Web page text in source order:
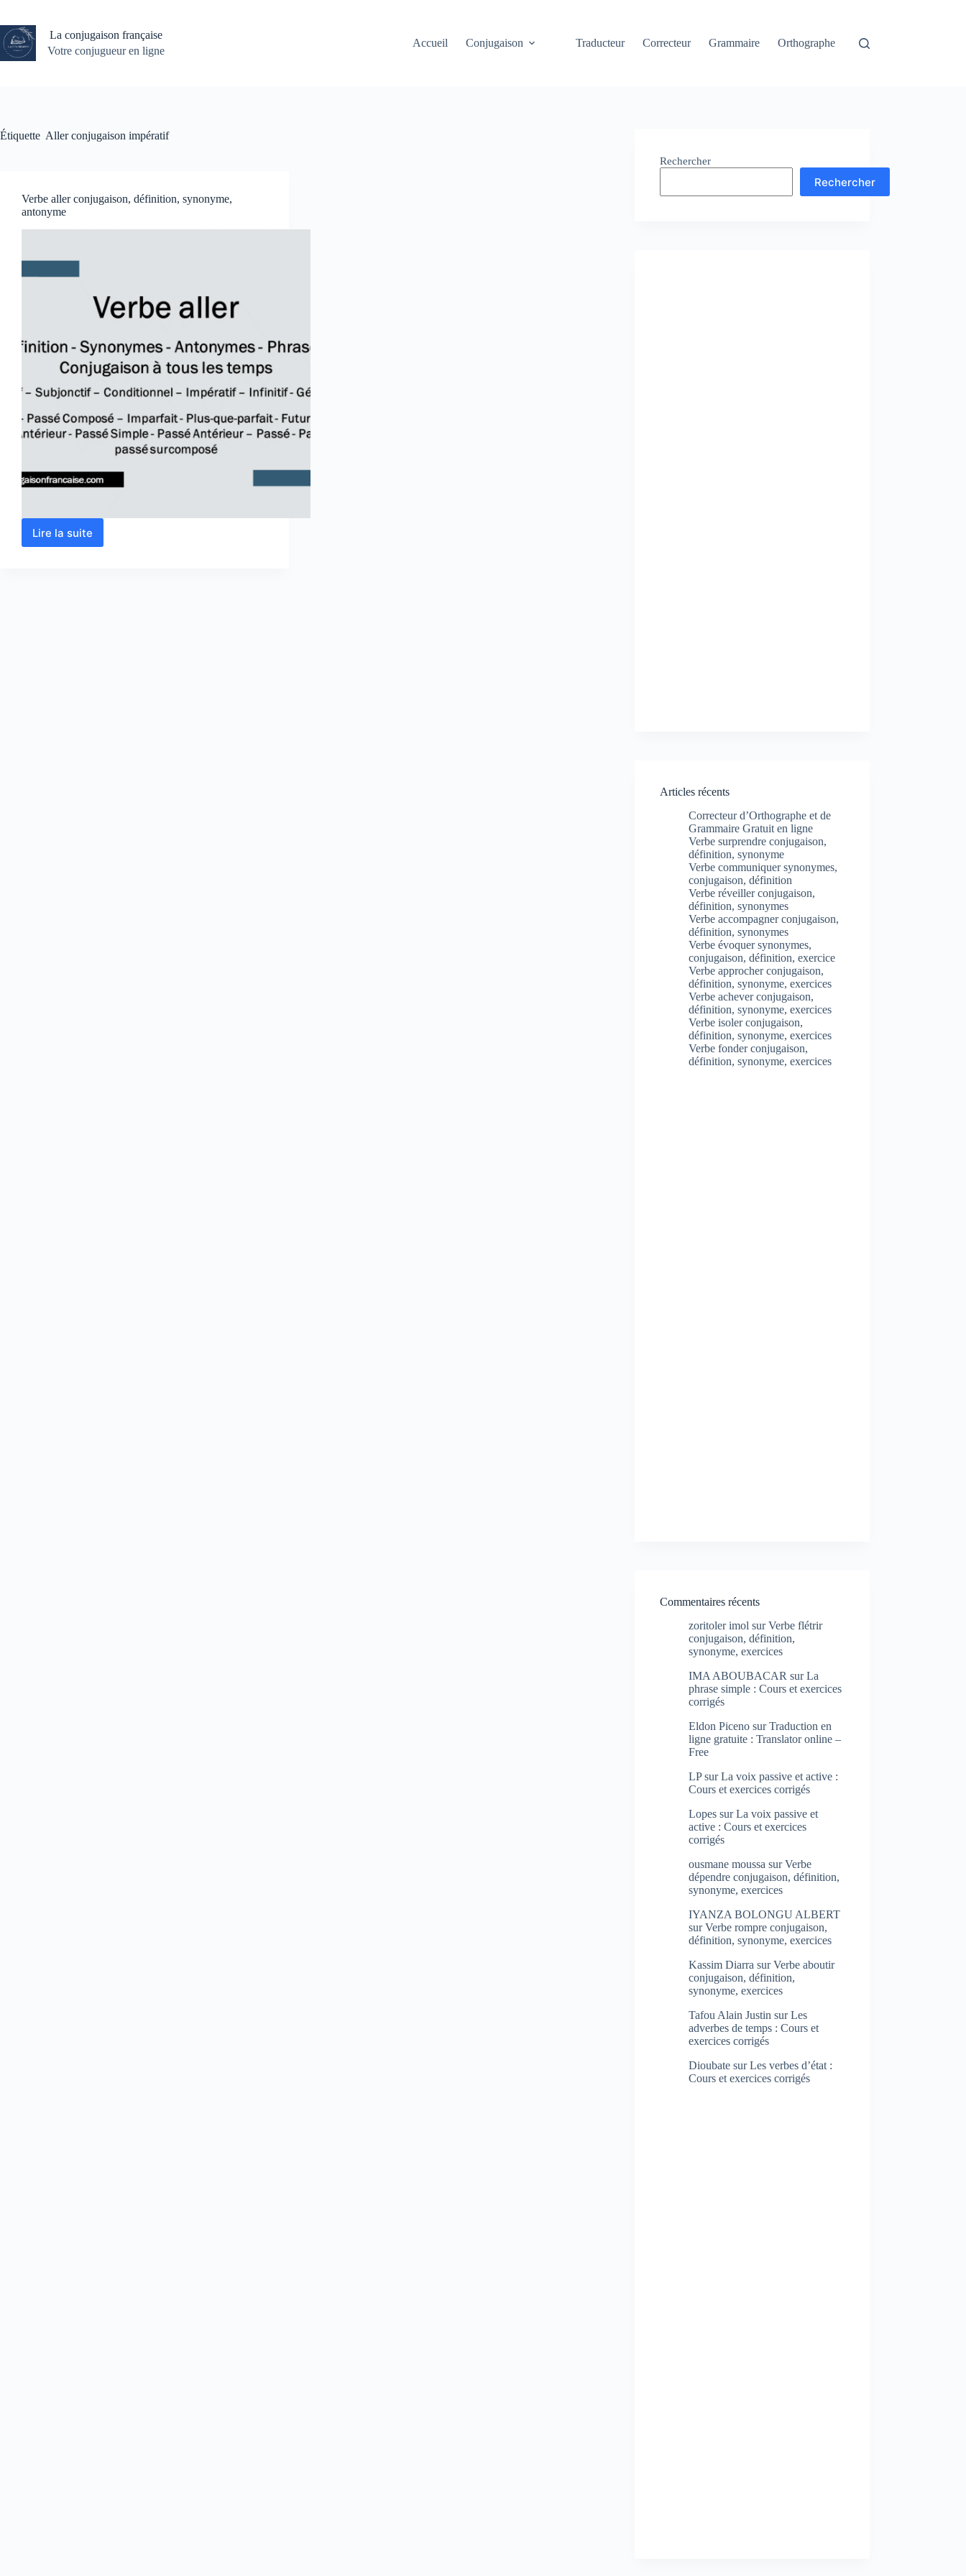
contenu
La conjugaison française
Votre conjugueur en ligne
Accueil Conjugaison Traducteur Correcteur Grammaire Orthographe
Étiquette Aller conjugaison impératif
Verbe aller conjugaison, définition, synonyme,
antonyme
Lire la suite
Verbe
Rechercher
Rechercher
Articles récents
Correcteur d’Orthographe et de
Grammaire Gratuit en ligne
Verbe surprendre conjugaison,
définition, synonyme
Verbe communiquer synonymes,
conjugaison, définition
Verbe réveiller conjugaison,
définition, synonymes
Verbe accompagner conjugaison,
définition, synonymes
Verbe évoquer synonymes,
conjugaison, définition, exercice
Verbe approcher conjugaison,
définition, synonyme, exercices
Verbe achever conjugaison,
définition, synonyme, exercices
Verbe isoler conjugaison,
définition, synonyme, exercices
Verbe fonder conjugaison,
définition, synonyme, exercices
Commentaires récents
zoritoler imol surVerbe flétrir
conjugaison, définition,
synonyme, exercices
IMA ABOUBACAR surLa
phrase simple : Cours et exercices
corrigés
Eldon Piceno surTraduction en
ligne gratuite : Translator online –
Free
LPsurLa voix passive et active :
Cours et exercices corrigés
Lopes surLa voix passive et
active : Cours et exercices
corrigés
ousmane moussa surVerbe
dépendre conjugaison, définition,
synonyme, exercices
IYANZA BOLONGU ALBERT
surVerbe rompre conjugaison,
définition, synonyme, exercices
Kassim Diarra surVerbe aboutir
conjugaison, définition,
synonyme, exercices
Tafou Alain Justin surLes
adverbes de temps : Cours et
exercices corrigés
Dioubate surLes verbes d’état :
Cours et exercices corrigés